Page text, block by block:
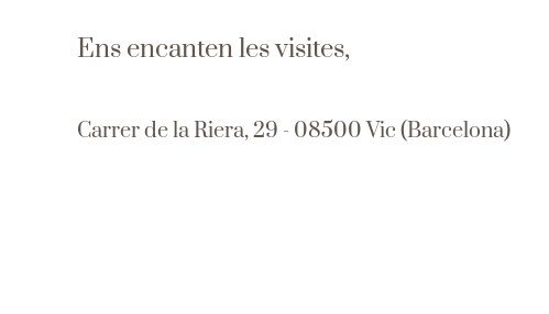
Ens encanten les visites,
Carrer de la Riera, 29 - 08500 Vic (Barcelona)